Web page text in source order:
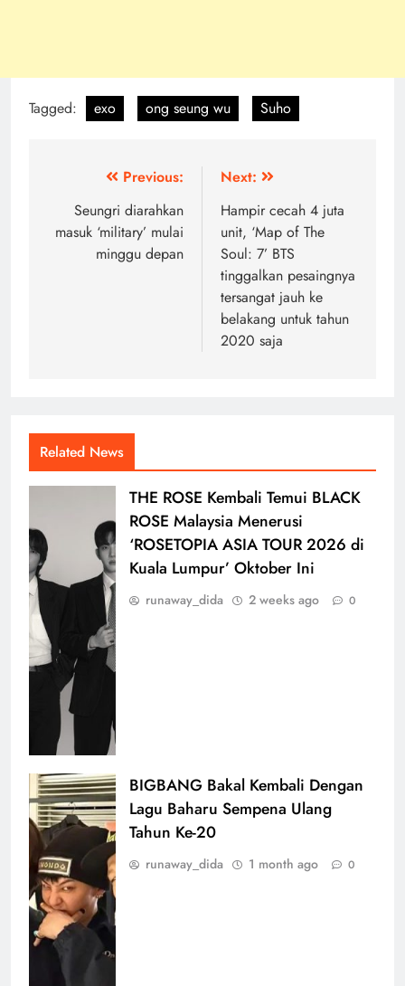
Tagged: exo ong seung wu Suho
navigation
Previous:
Seungri diarahkan
masuk ‘military’ mulai
minggu depan
Next:
Hampir cecah 4 juta
unit, ‘Map of The
Soul: 7’ BTS
tinggalkan pesaingnya
tersangat jauh ke
belakang untuk tahun
2020 saja
Related News
THE ROSE Kembali Temui BLACK
ROSE Malaysia Menerusi
‘ROSETOPIA ASIA TOUR 2026 di
Kuala Lumpur’ Oktober Ini
runaway_dida 2 weeks ago 0
BIGBANG Bakal Kembali Dengan
Lagu Baharu Sempena Ulang
Tahun Ke-20
runaway_dida 1 month ago 0